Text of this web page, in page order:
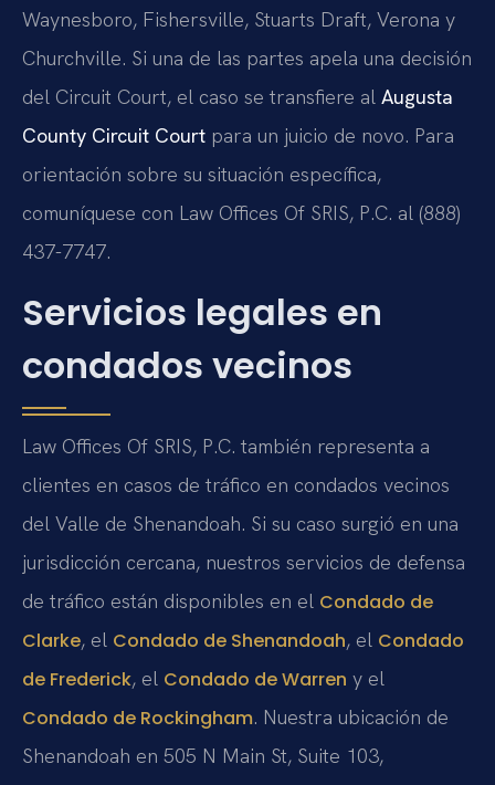
Waynesboro, Fishersville, Stuarts Draft, Verona y
Churchville. Si una de las partes apela una decisión
del Circuit Court, el caso se transfiere al Augusta
County Circuit Court para un juicio de novo. Para
orientación sobre su situación específica,
comuníquese con Law Offices Of SRIS, P.C. al (888)
437-7747.
Servicios legales en
condados vecinos
Law Offices Of SRIS, P.C. también representa a
clientes en casos de tráfico en condados vecinos
del Valle de Shenandoah. Si su caso surgió en una
jurisdicción cercana, nuestros servicios de defensa
de tráfico están disponibles en el Condado de
Clarke, el Condado de Shenandoah, el Condado
de Frederick, el Condado de Warren y el
Condado de Rockingham. Nuestra ubicación de
Shenandoah en 505 N Main St, Suite 103,